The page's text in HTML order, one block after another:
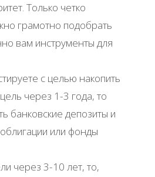
Только четко
грамотно подобрать
вам инструменты для
с целью накопить
через 1-3 года, то
банковские депозиты и
или фонды
через 3-10 лет, то,